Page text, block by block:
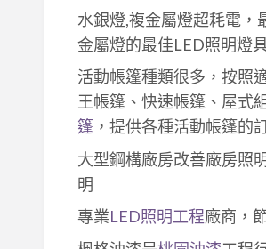
水銀燈,複金屬燈超耗電，
金屬燈的最佳LED照明燈
活動帳篷種類很多，按照
王帳篷、快速帳篷、屋式
篷，提供各種活動帳篷的
大型鋼構廠房改善廠房照
明
專業LED照明工程廠商，